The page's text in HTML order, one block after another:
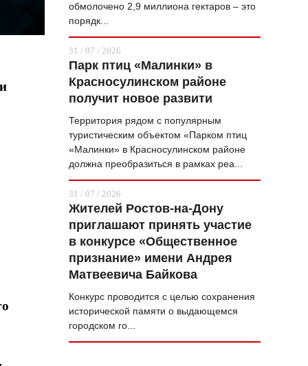
обмолочено 2,9 миллиона гектаров – это
порядк...
31 / 07 / 2026
Парк птиц «Малинки» в
Красносулинском районе
получит новое развити
Территория рядом с популярным
туристическим объектом «Парком птиц
«Малинки» в Красносулинском районе
должна преобразиться в рамках реа...
31 / 07 / 2026
Жителей Ростов-на-Дону
приглашают принять участие
в конкурсе «Общественное
признание» имени Андрея
Матвеевича Байкова
Конкурс проводится с целью сохранения
исторической памяти о выдающемся
городском го...